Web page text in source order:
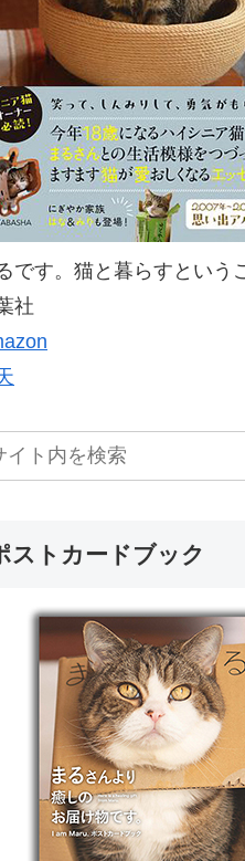
です。猫と暮らすという
社
ストカードブック